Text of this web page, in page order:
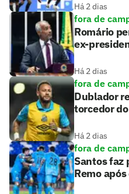
Há 2 dias
fora de
Romário
ex-
Há 2 dias
fora de
Dublador
torcedor
Há 2 dias
fora de
Santos faz
Remo